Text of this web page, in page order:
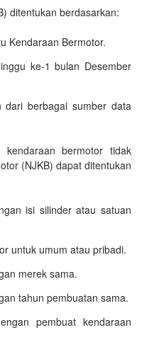
ditentukan berdasarkan:
Kendaraan Bermotor.
ke-1 bulan Desember
dari berbagai sumber data
bermotor tidak
(NJKB) dapat ditentukan
isi silinder atau satuan
untuk umum atau pribadi.
merek sama.
tahun pembuatan sama.
pembuat kendaraan